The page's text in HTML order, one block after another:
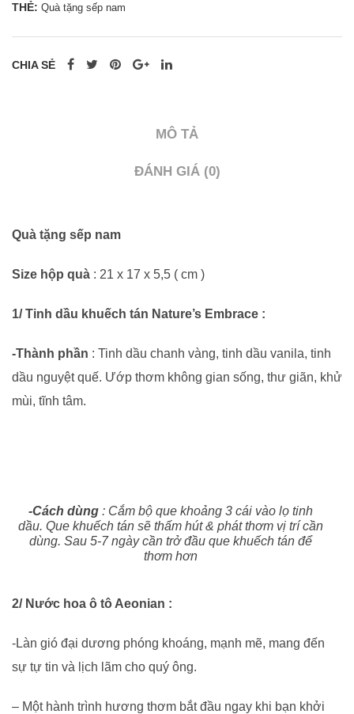
0962
THẺ: Quà tặng sếp nam
CHIA SẺ
MÔ TẢ
ĐÁNH GIÁ (0)
Quà tặng sếp nam
Size hộp quà : 21 x 17 x 5,5 ( cm )
1/ Tinh dầu khuếch tán Nature’s Embrace :
-Thành phần : Tinh dầu chanh vàng, tinh dầu vanila, tinh
dầu nguyệt quế. Ướp thơm không gian sống, thư giãn, khử
mùi, tĩnh tâm.
-Cách dùng: Cắm bộ que khoảng 3 cái vào lọ tinh
dầu. Que khuếch tán sẽ thấm hút & phát thơm vị trí cần
dùng. Sau 5-7 ngày cần trở đầu que khuếch tán để
thơm hơn
2/ Nước hoa ô tô Aeonian :
-Làn gió đại dương phóng khoáng, mạnh mẽ, mang đến
sự tự tin và lịch lãm cho quý ông.
– Một hành trình hương thơm bắt đầu ngay khi bạn khởi